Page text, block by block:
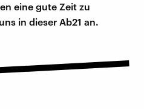
eine gute Zeit zu
in dieser Ab21 an.